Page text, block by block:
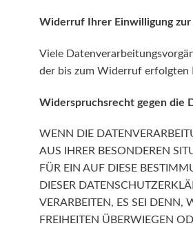
Widerruf Ihrer Einwilligung
Viele
der bis zum Widerruf
Widerspruchsrecht gegen die
WENN DIE
AUS IHRER BESONDEREN
FÜR EIN AUF DIESE
DIESER
VERARBEITEN, ES SEI
FREIHEITEN ÜBERWIEGEN